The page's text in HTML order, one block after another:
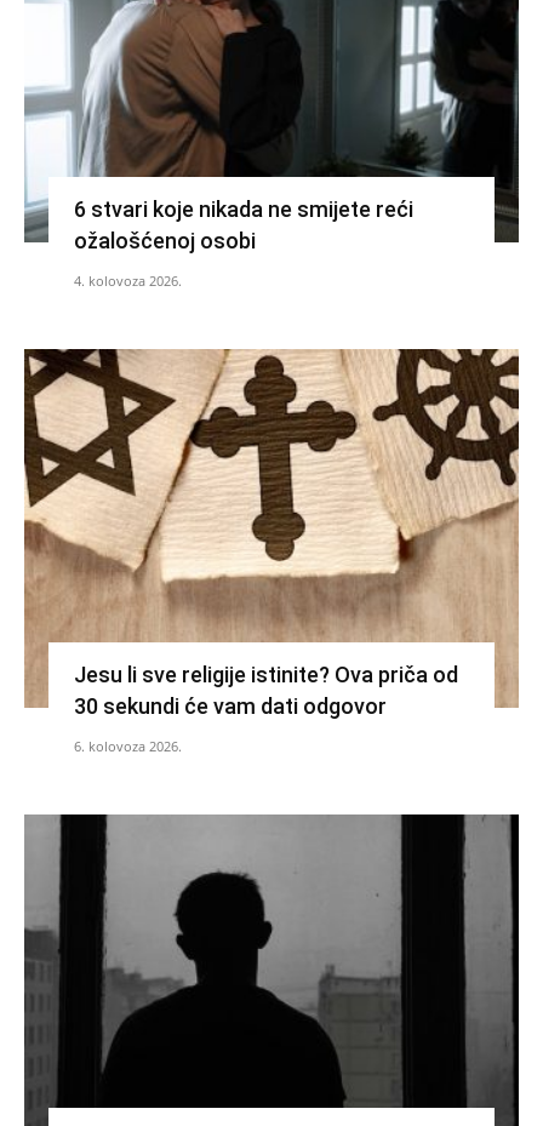
6 stvari koje nikada ne smijete reći
ožalošćenoj osobi
4. kolovoza 2026.
Jesu li sve religije istinite? Ova priča od
30 sekundi će vam dati odgovor
6. kolovoza 2026.